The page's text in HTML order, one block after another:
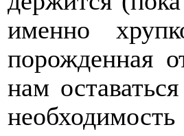
именно
порожденная
нам